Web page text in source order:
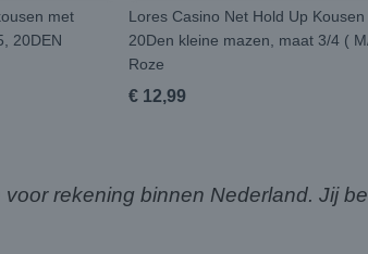
met
20DEN
Lores Casino Net Hold Up Kousen
20Den kleine mazen, maat 3/4 (
Roze
€ 12,99
rekening binnen Nederland. Jij